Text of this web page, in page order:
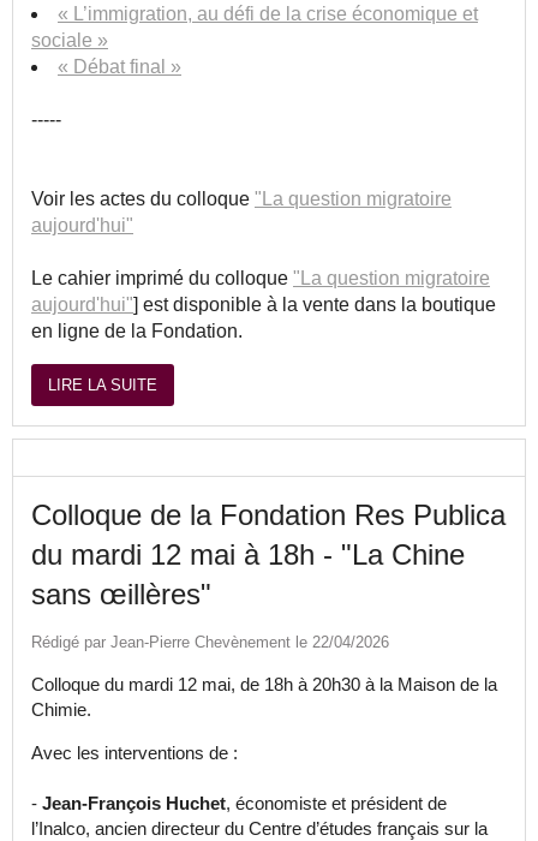
« L’immigration, au défi de la crise économique et
sociale »
« Débat final »
-----
Voir les actes du colloque "La question migratoire
aujourd'hui"
Le cahier imprimé du colloque "La question migratoire
aujourd'hui"] est disponible à la vente dans la boutique
en ligne de la Fondation.
LIRE LA SUITE
Colloque de la Fondation Res Publica
du mardi 12 mai à 18h - "La Chine
sans œillères"
Rédigé par Jean-Pierre Chevènement le 22/04/2026
Colloque du mardi 12 mai, de 18h à 20h30 à la Maison de la
Chimie.
Avec les interventions de :
- Jean-François Huchet, économiste et président de
l’Inalco, ancien directeur du Centre d’études français sur la